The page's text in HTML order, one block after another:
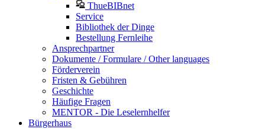
ThueBIBnet
Service
Bibliothek der Dinge
Bestellung Fernleihe
Ansprechpartner
Dokumente / Formulare / Other languages
Förderverein
Fristen & Gebühren
Geschichte
Häufige Fragen
MENTOR - Die Leselernhelfer
Bürgerhaus